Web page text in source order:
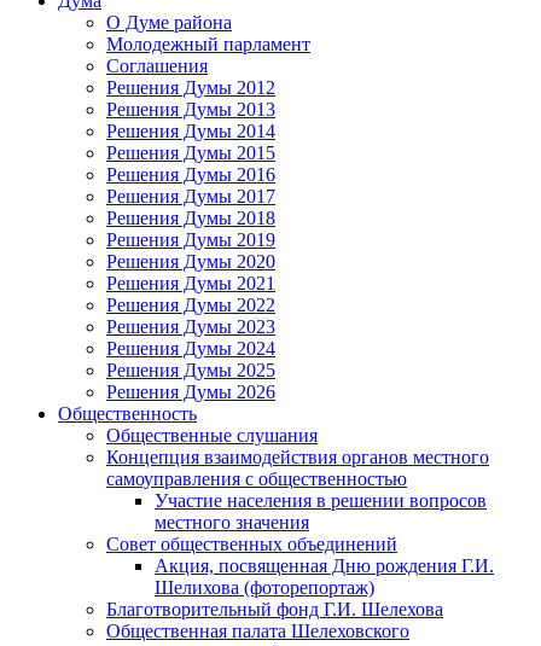
О Думе района
Молодежный парламент
Соглашения
Решения Думы 2012
Решения Думы 2013
Решения Думы 2014
Решения Думы 2015
Решения Думы 2016
Решения Думы 2017
Решения Думы 2018
Решения Думы 2019
Решения Думы 2020
Решения Думы 2021
Решения Думы 2022
Решения Думы 2023
Решения Думы 2024
Решения Думы 2025
Решения Думы 2026
Общественность
Общественные слушания
Концепция взаимодействия органов местного
самоуправления с общественностью
Участие населения в решении вопросов
местного значения
Совет общественных объединений
Акция, посвященная Дню рождения Г.И.
Шелихова (фоторепортаж)
Благотворительный фонд Г.И. Шелехова
Общественная палата Шелеховского